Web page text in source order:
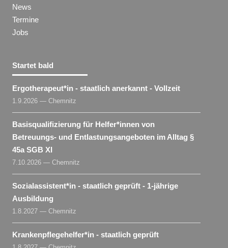
News
Termine
Jobs
Startet bald
Ergotherapeut​*in - staatlich anerkannt - Vollzeit
1.9.2026 — Chemnitz
Basisqualifizierung für Helfer​*innen von
Betreuungs- und Entlastungsangeboten im Alltag §
45a SGB XI
7.10.2026 — Chemnitz
Sozialassistent​*in - staatlich geprüft - 1-jährige
Ausbildung
1.8.2027 — Chemnitz
Krankenpflegehelfer​*in - staatlich geprüft